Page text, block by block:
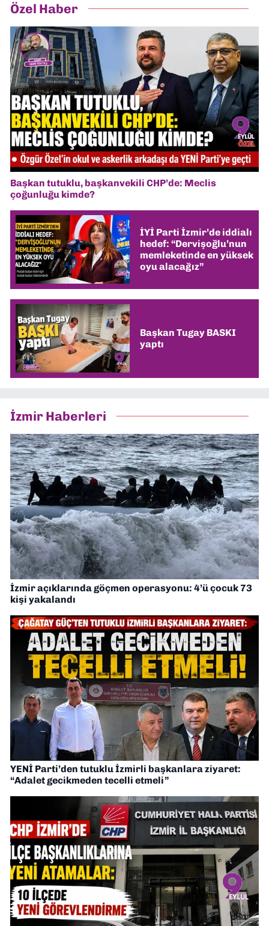
Özel Haber
Başkan tutuklu, başkanvekili CHP’de: Meclis
çoğunluğu kimde?
İYİ Parti İzmir’de iddialı
hedef: “Dervişoğlu’nun
memleketinde en yüksek
oyu alacağız”
Başkan Tugay BASKI
yaptı
İzmir Haberleri
İzmir açıklarında göçmen operasyonu: 4’ü çocuk 73
kişi yakalandı
YENİ Parti’den tutuklu İzmirli başkanlara ziyaret:
“Adalet gecikmeden tecelli etmeli”